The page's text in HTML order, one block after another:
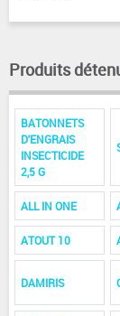
Produits
BATONNETS
D'ENGRAIS
INSECTICIDE
2,5 G
ALL IN ONE
ATOUT 10
DAMIRIS